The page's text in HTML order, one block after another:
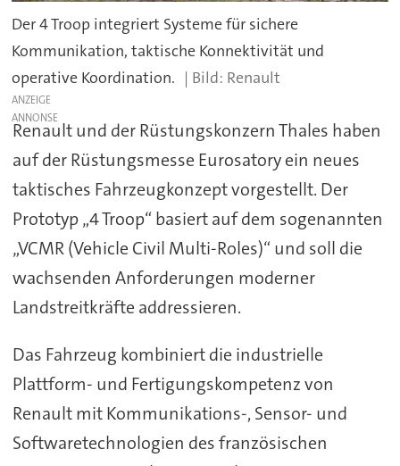
Der 4 Troop integriert Systeme für sichere
Kommunikation, taktische Konnektivität und
operative Koordination.
Renault
ANZEIGE
Renault und der Rüstungskonzern Thales haben
auf der Rüstungsmesse Eurosatory ein neues
taktisches Fahrzeugkonzept vorgestellt. Der
Prototyp „4 Troop“ basiert auf dem sogenannten
„VCMR (Vehicle Civil Multi-Roles)“ und soll die
wachsenden Anforderungen moderner
Landstreitkräfte addressieren.
Das Fahrzeug kombiniert die industrielle
Plattform- und Fertigungskompetenz von
Renault mit Kommunikations-, Sensor- und
Softwaretechnologien des französischen